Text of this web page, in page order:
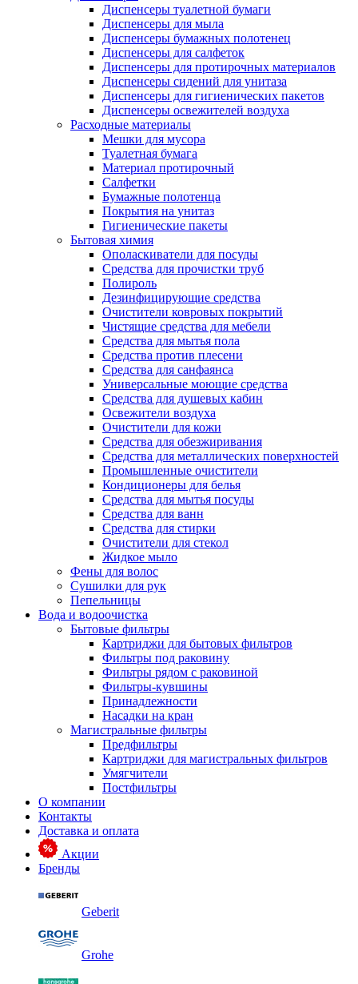
Диспенсеры туалетной бумаги
Диспенсеры для мыла
Диспенсеры бумажных полотенец
Диспенсеры для салфеток
Диспенсеры для протирочных материалов
Диспенсеры сидений для унитаза
Диспенсеры для гигиенических пакетов
Диспенсеры освежителей воздуха
Расходные материалы
Мешки для мусора
Туалетная бумага
Материал протирочный
Салфетки
Бумажные полотенца
Покрытия на унитаз
Гигиенические пакеты
Бытовая химия
Ополаскиватели для посуды
Средства для прочистки труб
Полироль
Дезинфицирующие средства
Очистители ковровых покрытий
Чистящие средства для мебели
Средства для мытья пола
Средства против плесени
Средства для санфаянса
Универсальные моющие средства
Средства для душевых кабин
Освежители воздуха
Очистители для кожи
Средства для обезжиривания
Средства для металлических поверхностей
Промышленные очистители
Кондиционеры для белья
Средства для мытья посуды
Средства для ванн
Средства для стирки
Очистители для стекол
Жидкое мыло
Фены для волос
Сушилки для рук
Пепельницы
Вода и водоочистка
Бытовые фильтры
Картриджи для бытовых фильтров
Фильтры под раковину
Фильтры рядом с раковиной
Фильтры-кувшины
Принадлежности
Насадки на кран
Магистральные фильтры
Предфильтры
Картриджи для магистральных фильтров
Умягчители
Постфильтры
О компании
Контакты
Доставка и оплата
Акции
Бренды
Geberit
Grohe